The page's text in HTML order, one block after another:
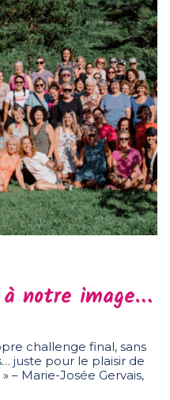
notre image…
challenge final, sans
juste pour le plaisir de
– Marie-Josée Gervais,